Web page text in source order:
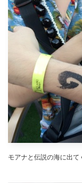
モアナと伝説の海に出て